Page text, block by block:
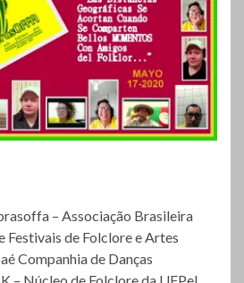
– Associação Brasileira
Festivais de Folclore e Artes
Companhia de Danças